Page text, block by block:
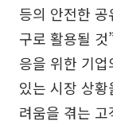
등의 안전한
구로 활용될
응을 위한 기
있는 시장 상
려움을 겪는